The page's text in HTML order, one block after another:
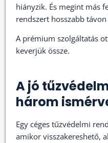
hiányzik. És megint más
rendszert hosszabb
A prémium szolgáltatás
keverjük össze.
A jó
három
Egy céges tűzvédelmi
amikor visszakereshető,